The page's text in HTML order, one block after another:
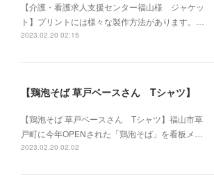
【介護・看護求人支援センター福山様 ジャケッ
ト】プリントには様々な製作方法があります。…
2023.02.20 02:15
【鶏泡そば 草戸ベースさん Tシャツ】
【鶏泡そば 草戸ベースさん Tシャツ】福山市草
戸町に今年OPENされた「鶏泡そば」を看板メ…
2023.02.20 02:02